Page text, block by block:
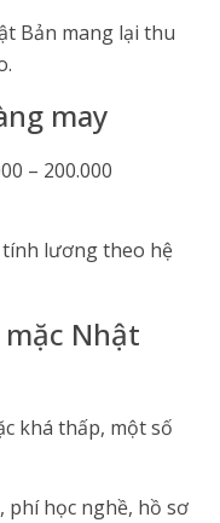
Bản mang lại thu
may
– 200.000
tính lương theo hệ
Nhật
khá thấp, một số
phí học nghề, hồ sơ